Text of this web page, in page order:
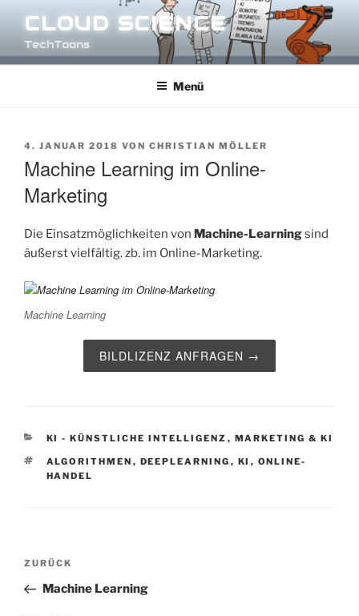
Inhalt
springen
CLOUD SCIENCE
TechToons
Menü
VERÖFFENTLICHT
4. JANUAR 2018 VON CHRISTIAN MÖLLER
Machine Learning im Online-
Marketing
Die Einsatzmöglichkeiten von Machine-Learningsind
äußerst vielfältig. zb. im Online-Marketing.
Machine Learning
BILDLIZENZ ANFRAGEN →
KATEGORIEN
KI - KÜNSTLICHE INTELLIGENZ , MARKETING & KI
SCHLAGWÖRTER
ALGORITHMEN , DEEPLEARNING , KI , ONLINE-
HANDEL
Beitragsnavigation
Vorheriger
Beitrag
ZURÜCK
Machine Learning